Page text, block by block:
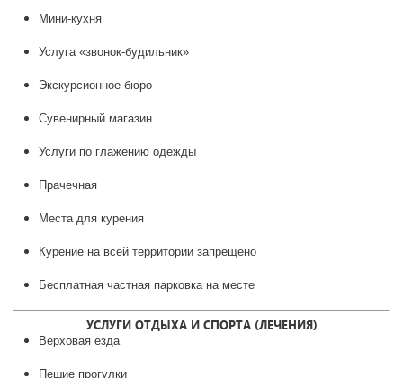
Мини-кухня
Услуга «звонок-будильник»
Экскурсионное бюро
Сувенирный магазин
Услуги по глажению одежды
Прачечная
Места для курения
Курение на всей территории запрещено
Бесплатная частная парковка на месте
УСЛУГИ ОТДЫХА И СПОРТА (ЛЕЧЕНИЯ)
Верховая езда
Пешие прогулки